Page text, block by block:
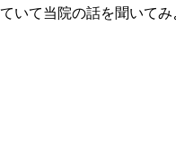
て当院の話を聞いてみ